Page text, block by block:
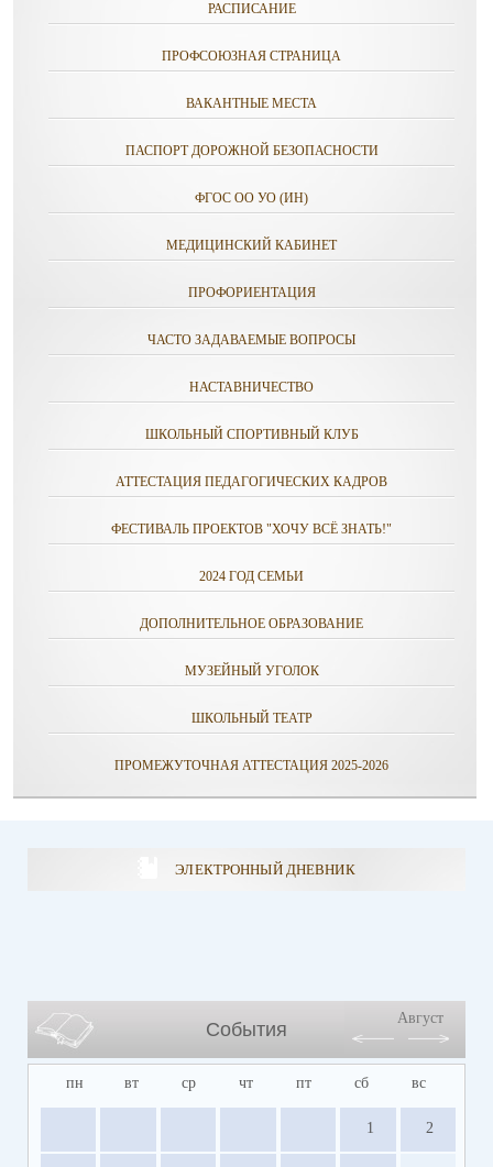
РАСПИСАНИЕ
ПРОФСОЮЗНАЯ СТРАНИЦА
ВАКАНТНЫЕ МЕСТА
ПАСПОРТ ДОРОЖНОЙ БЕЗОПАСНОСТИ
ФГОС ОО УО (ИН)
МЕДИЦИНСКИЙ КАБИНЕТ
ПРОФОРИЕНТАЦИЯ
ЧАСТО ЗАДАВАЕМЫЕ ВОПРОСЫ
НАСТАВНИЧЕСТВО
ШКОЛЬНЫЙ СПОРТИВНЫЙ КЛУБ
АТТЕСТАЦИЯ ПЕДАГОГИЧЕСКИХ КАДРОВ
ФЕСТИВАЛЬ ПРОЕКТОВ "ХОЧУ ВСЁ ЗНАТЬ!"
2024 ГОД СЕМЬИ
ДОПОЛНИТЕЛЬНОЕ ОБРАЗОВАНИЕ
МУЗЕЙНЫЙ УГОЛОК
ШКОЛЬНЫЙ ТЕАТР
ПРОМЕЖУТОЧНАЯ АТТЕСТАЦИЯ 2025-2026
ЭЛЕКТРОННЫЙ ДНЕВНИК
События
Август
пн вт ср чт пт сб вс
1 2